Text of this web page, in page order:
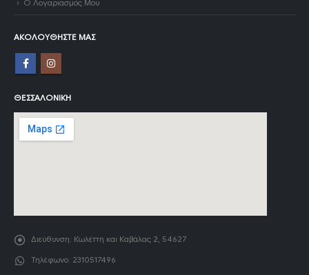
Ο Λογαριασμός Μου
ΑΚΟΛΟΥΘΉΣΤΕ ΜΑΣ
ΘΕΣΣΑΛΟΝΊΚΗ
Διεύθυνση: Κωλέττη και Καβάλας 2, 54627
Τηλέφωνο: 2310517496